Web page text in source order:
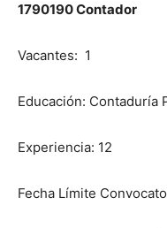
1790190 Contador
Vacantes: 1
Educación: Contaduría
Experiencia: 12
Fecha Límite